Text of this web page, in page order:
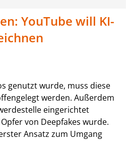
YouTube will KI-
genutzt wurde, muss diese
werden. Außerdem
eingerichtet
von Deepfakes wurde.
Ansatz zum Umgang